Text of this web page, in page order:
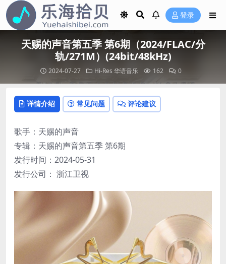
登录
天赐的声音第五季 第6期（2024/FLAC/分
轨/271M）(24bit/48kHz)
2024-07-27 Hi-Res 华语音乐 162 0
详情介绍 常见问题 评论建议
歌手：天赐的声音
专辑：天赐的声音第五季 第6期
发行时间：2024-05-31
发行公司： 浙江卫视